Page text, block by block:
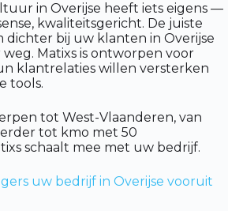
in Overijse heeft iets eigens —
kwaliteitsgericht. De juiste
bij uw klanten in Overijse
Matixs is ontworpen voor
klantrelaties willen versterken
tools.
tot West-Vlaanderen, van
tot kmo met 50
schaalt mee met uw bedrijf.
uw bedrijf in Overijse vooruit